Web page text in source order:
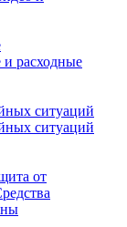
расходные
ситуаций
ситуаций
от